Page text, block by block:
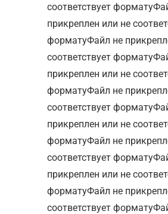
соответствует
прикреплен или не
форматуФайл не
соответствует
прикреплен или не
форматуФайл не
соответствует
прикреплен или не
форматуФайл не
соответствует
прикреплен или не
форматуФайл не
соответствует